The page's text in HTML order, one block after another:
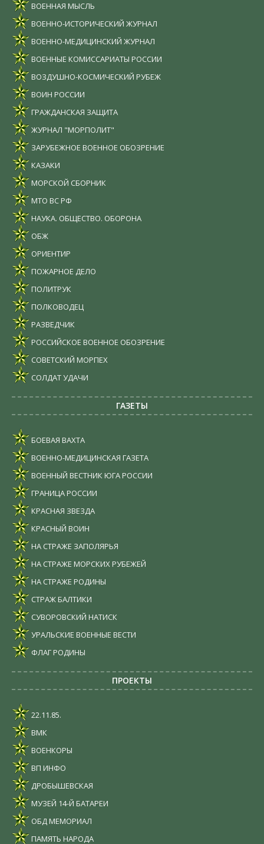
ВОЕННАЯ МЫСЛЬ
ВОЕННО-ИСТОРИЧЕСКИЙ ЖУРНАЛ
ВОЕННО-МЕДИЦИНСКИЙ ЖУРНАЛ
ВОЕННЫЕ КОМИССАРИАТЫ РОССИИ
ВОЗДУШНО-КОСМИЧЕСКИЙ РУБЕЖ
ВОИН РОССИИ
ГРАЖДАНСКАЯ ЗАЩИТА
ЖУРНАЛ "МОРПОЛИТ"
ЗАРУБЕЖНОЕ ВОЕННОЕ ОБОЗРЕНИЕ
КАЗАКИ
МОРСКОЙ СБОРНИК
МТО ВС РФ
НАУКА. ОБЩЕСТВО. ОБОРОНА
ОБЖ
ОРИЕНТИР
ПОЖАРНОЕ ДЕЛО
ПОЛИТРУК
ПОЛКОВОДЕЦ
РАЗВЕДЧИК
РОССИЙСКОЕ ВОЕННОЕ ОБОЗРЕНИЕ
СОВЕТСКИЙ МОРПЕХ
СОЛДАТ УДАЧИ
ГАЗЕТЫ
БОЕВАЯ ВАХТА
ВОЕННО-МЕДИЦИНСКАЯ ГАЗЕТА
ВОЕННЫЙ ВЕСТНИК ЮГА РОССИИ
ГРАНИЦА РОССИИ
КРАСНАЯ ЗВЕЗДА
КРАСНЫЙ ВОИН
НА СТРАЖЕ ЗАПОЛЯРЬЯ
НА СТРАЖЕ МОРСКИХ РУБЕЖЕЙ
НА СТРАЖЕ РОДИНЫ
СТРАЖ БАЛТИКИ
СУВОРОВСКИЙ НАТИСК
УРАЛЬСКИЕ ВОЕННЫЕ ВЕСТИ
ФЛАГ РОДИНЫ
ПРОЕКТЫ
22.11.85.
ВМК
ВОЕНКОРЫ
ВП ИНФО
ДРОБЫШЕВСКАЯ
МУЗЕЙ 14-Й БАТАРЕИ
ОБД МЕМОРИАЛ
ПАМЯТЬ НАРОДА